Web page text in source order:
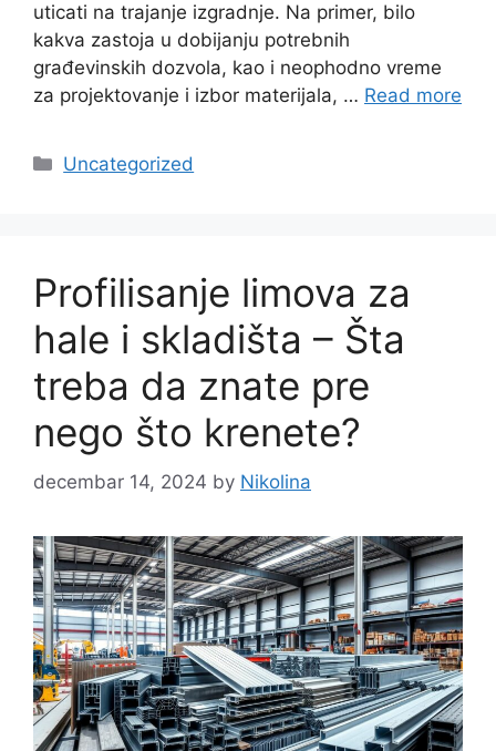
uticati na trajanje izgradnje. Na primer, bilo
kakva zastoja u dobijanju potrebnih
građevinskih dozvola, kao i neophodno vreme
za projektovanje i izbor materijala, … Read more
Categories
Uncategorized
Profilisanje limova za
hale i skladišta – Šta
treba da znate pre
nego što krenete?
decembar 14, 2024 by Nikolina